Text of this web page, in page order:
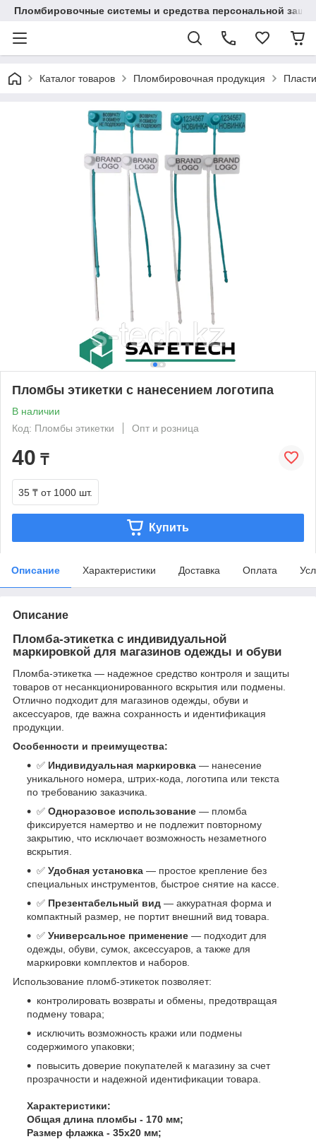
Пломбировочные системы и средства персональной
Каталог товаров Пломбировочная продукция
Пломбы этикетки с нанесением логотипа
В наличии
Код: Пломбы этикетки
Опт и розница
40 ₸
35 ₸ от 1000 шт.
Купить
Описание Характеристики Доставка Оплата
Описание
Пломба-этикетка с индивидуальной
маркировкой для магазинов одежды и обуви
Пломба-этикетка — надежное средство контроля и защиты
товаров от несанкционированного вскрытия или подмены.
Отлично подходит для магазинов одежды, обуви и
аксессуаров, где важна сохранность и идентификация
продукции.
Особенности и преимущества:
✅ Индивидуальная маркировка — нанесение
уникального номера, штрих-кода, логотипа или текста
по требованию заказчика.
✅ Одноразовое использование — пломба
фиксируется намертво и не подлежит повторному
закрытию, что исключает возможность незаметного
вскрытия.
✅ Удобная установка — простое крепление без
специальных инструментов, быстрое снятие на кассе.
✅ Презентабельный вид — аккуратная форма и
компактный размер, не портит внешний вид товара.
✅ Универсальное применение — подходит для
одежды, обуви, сумок, аксессуаров, а также для
маркировки комплектов и наборов.
Использование пломб-этикеток позволяет:
контролировать возвраты и обмены, предотвращая
подмену товара;
исключить возможность кражи или подмены
содержимого упаковки;
повысить доверие покупателей к магазину за счет
прозрачности и надежной идентификации товара.
Характеристики:
Общая длина пломбы - 170 мм;
Размер флажка - 35х20 мм;